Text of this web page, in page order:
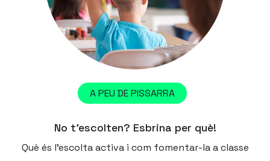
A PEU DE PISSARRA
No t’escolten? Esbrina per què!
Què és l'escolta activa i com fomentar-la a classe